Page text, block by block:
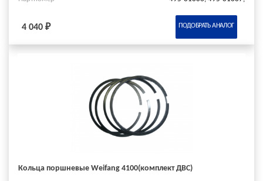
4 040 ₽ ПОДОБРАТЬ АНАЛОГ
Кольца поршневые Weifang 4100(комплект ДВС)